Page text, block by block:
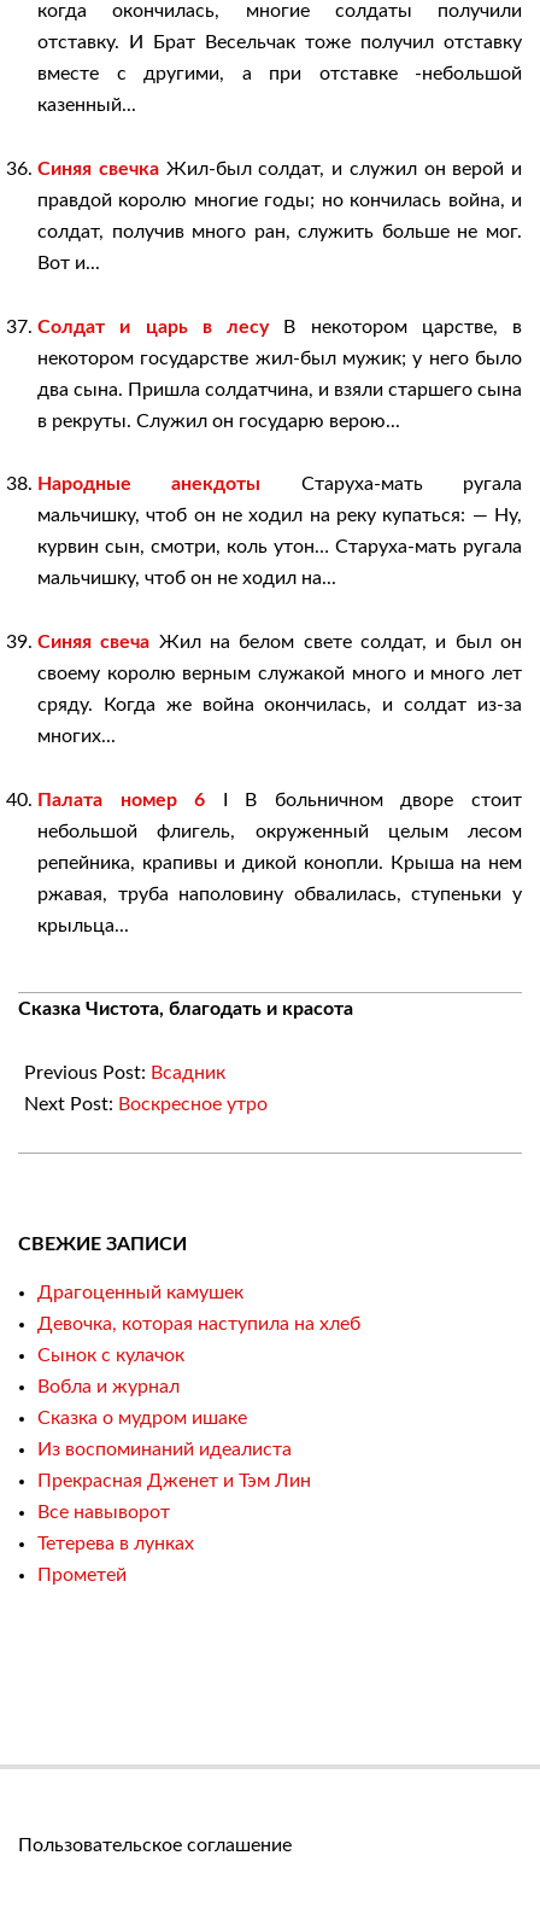
когда окончилась, многие солдаты получили
отставку. И Брат Весельчак тоже получил отставку
вместе с другими, а при отставке -небольшой
казенный...
Синяя свечкаЖил-был солдат, и служил он верой и
правдой королю многие годы; но кончилась война, и
солдат, получив много ран, служить больше не мог.
Вот и...
Солдат и царь в лесуВ некотором царстве, в
некотором государстве жил-был мужик; у него было
два сына. Пришла солдатчина, и взяли старшего сына
в рекруты. Служил он государю верою...
Народные анекдоты Старуха-мать ругала
мальчишку, чтоб он не ходил на реку купаться: — Ну,
курвин сын, смотри, коль утон… Старуха-мать ругала
мальчишку, чтоб он не ходил на...
Синяя свеча Жил на белом свете солдат, и был он
своему королю верным служакой много и много лет
сряду. Когда же война окончилась, и солдат из-за
многих...
Палата номер 6 I В больничном дворе стоит
небольшой флигель, окруженный целым лесом
репейника, крапивы и дикой конопли. Крыша на нем
ржавая, труба наполовину обвалилась, ступеньки у
крыльца...
2018-
28
Сказка Чистота, благодать и красота
Previous Post: Всадник
Next Post: Воскресное утро
СВЕЖИЕ ЗАПИСИ
Драгоценный камушек
Девочка, которая наступила на хлеб
Сынок с кулачок
Вобла и журнал
Сказка о мудром ишаке
Из воспоминаний идеалиста
Прекрасная Дженет и Тэм Лин
Все навыворот
Тетерева в лунках
Прометей
Пользовательское соглашение